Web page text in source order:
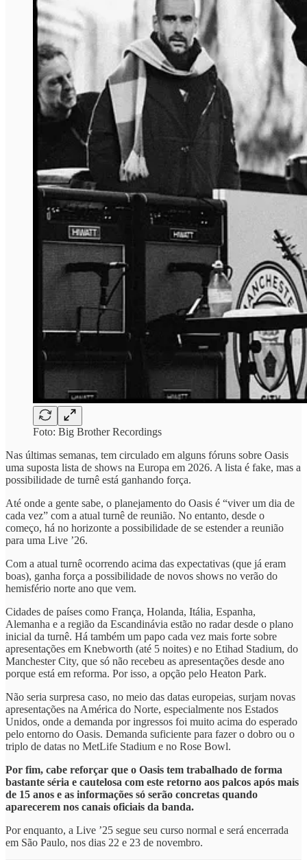
Foto: Big Brother Recordings
Nas últimas semanas, tem circulado em alguns fóruns sobre Oasis
uma suposta lista de shows na Europa em 2026. A lista é fake, mas a
possibilidade de turnê está ganhando força.
Até onde a gente sabe, o planejamento do Oasis é “viver um dia de
cada vez” com a atual turnê de reunião. No entanto, desde o
começo, há no horizonte a possibilidade de se estender a reunião
para uma Live ’26.
Com a atual turnê ocorrendo acima das expectativas (que já eram
boas), ganha força a possibilidade de novos shows no verão do
hemisfério norte ano que vem.
Cidades de países como França, Holanda, Itália, Espanha,
Alemanha e a região da Escandinávia estão no radar desde o plano
inicial da turnê. Há também um papo cada vez mais forte sobre
apresentações em Knebworth (até 5 noites) e no Etihad Stadium, do
Manchester City, que só não recebeu as apresentações desde ano
porque está em reforma. Por isso, a opção pelo Heaton Park.
Não seria surpresa caso, no meio das datas europeias, surjam novas
apresentações na América do Norte, especialmente nos Estados
Unidos, onde a demanda por ingressos foi muito acima do esperado
pelo entorno do Oasis. Demanda suficiente para fazer o dobro ou o
triplo de datas no MetLife Stadium e no Rose Bowl.
Por fim, cabe reforçar que o Oasis tem trabalhado de forma
bastante séria e cautelosa com este retorno aos palcos após mais
de 15 anos e as informações só serão concretas quando
aparecerem nos canais oficiais da banda.
Por enquanto, a Live ’25 segue seu curso normal e será encerrada
em São Paulo, nos dias 22 e 23 de novembro.